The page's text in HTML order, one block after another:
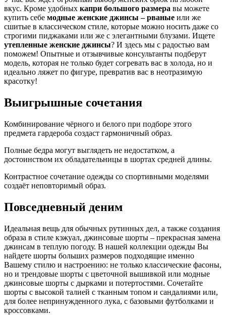
вкус. Кроме удобных капри большого размера вы можете
купить себе модные женские джинсы – рваные или же
сшитые в классическом стиле, которые можно носить даже со
строгими пиджаками или же с элегантными блузами. Ищете
утепленные женские джинсы? И здесь мы с радостью вам
поможем! Опытные и отзывчивые консультанты подберут
модель, которая не только будет согревать вас в холода, но и
идеально ляжет по фигуре, превратив вас в неотразимую
красотку!
Выигрышные сочетания
Комбинирование чёрного и белого при подборе этого
предмета гардероба создаст гармоничный образ.
Полные бедра могут выглядеть не недостатком, а
достоинством их обладательницы в шортах средней длины.
Контрастное сочетание одежды со спортивными моделями
создаёт неповторимый образ.
Повседневный деним
Идеальная вещь для обычных рутинных дел, а также создания
образа в стиле кэжуал, джинсовые шорты – прекрасная замена
джинсам в теплую погоду. В нашей коллекции одежды Вы
найдете шорты больших размеров подходящие именно
Вашему стилю и настроению: не только классические фасоны,
но и трендовые шорты с цветочной вышивкой или модные
джинсовые шорты с дырками и потертостями. Сочетайте
шорты с высокой талией с тканным топом и сандалиями или,
для более непринужденного лука, с базовыми футболками и
кроссовками.